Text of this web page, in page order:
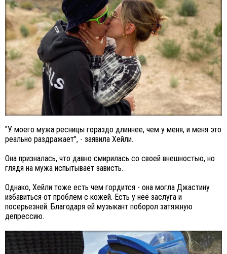
"У моего мужа ресницы гораздо длиннее, чем у меня, и меня это
реально раздражает", - заявила Хейли.
Она призналась, что давно смирилась со своей внешностью, но
глядя на мужа испытывает зависть.
Однако, Хейли тоже есть чем гордится - она могла Джастину
избавиться от проблем с кожей. Есть у неё заслуга и
посерьезней. Благодаря ей музыкант поборол затяжную
депрессию.